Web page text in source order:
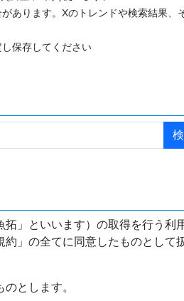
あります。Xのトレンドや検索結果、
保存してください
拓」といいます）の取得を行う利
」の全てに同意したものとして
とします。